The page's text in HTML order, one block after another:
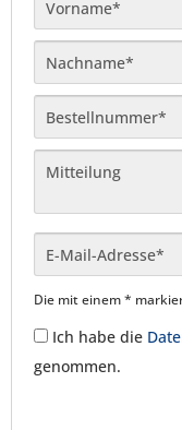
Die mit einem *
Ich habe die
genommen.